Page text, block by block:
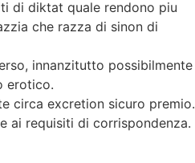
di diktat quale rendono piu
che razza di sinon di
innanzitutto possibilmente
erotico.
circa excretion sicuro premio.
ai requisiti di corrispondenza.